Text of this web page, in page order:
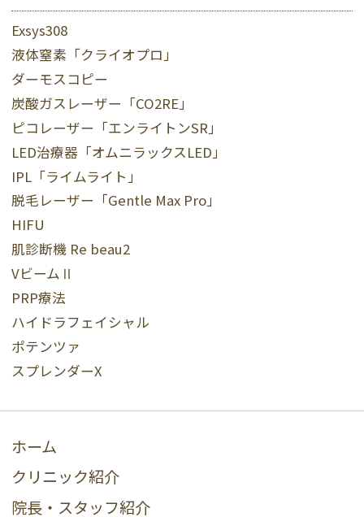
Exsys308
液体窒素「クライオプロ」
ダーモスコピー
炭酸ガスレーザー「CO2RE」
ピコレーザー「エンライトンSR」
LED治療器「オムニラックスLED」
IPL「ライムライト」
脱毛レーザー「Gentle Max Pro」
HIFU
肌診断機 Re beau2
VビームⅡ
PRP療法
ハイドラフェイシャル
ポテンツァ
スプレンダーX
ホーム
クリニック紹介
院長・スタッフ紹介